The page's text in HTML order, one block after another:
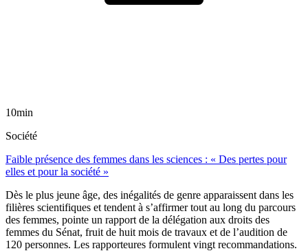
10min
Société
Faible présence des femmes dans les sciences : « Des pertes pour
elles et pour la société »
Dès le plus jeune âge, des inégalités de genre apparaissent dans les
filières scientifiques et tendent à s’affirmer tout au long du parcours
des femmes, pointe un rapport de la délégation aux droits des
femmes du Sénat, fruit de huit mois de travaux et de l’audition de
120 personnes. Les rapporteures formulent vingt recommandations.